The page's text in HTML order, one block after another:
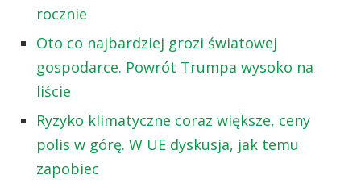
rocznie
Oto co najbardziej grozi światowej
gospodarce. Powrót Trumpa wysoko na
liście
Ryzyko klimatyczne coraz większe, ceny
polis w górę. W UE dyskusja, jak temu
zapobiec